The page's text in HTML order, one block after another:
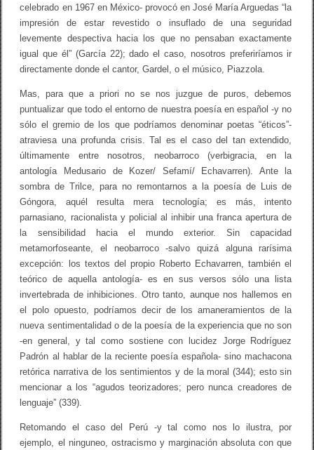
celebrado en 1967 en México- provocó en José María Arguedas “la
impresión de estar revestido o insuflado de una seguridad
levemente despectiva hacia los que no pensaban exactamente
igual que él” (García 22); dado el caso, nosotros preferiríamos ir
directamente donde el cantor, Gardel, o el músico, Piazzola.
Mas, para que a priori no se nos juzgue de puros, debemos
puntualizar que todo el entorno de nuestra poesía en español -y no
sólo el gremio de los que podríamos denominar poetas “éticos”-
atraviesa una profunda crisis. Tal es el caso del tan extendido,
últimamente entre nosotros, neobarroco (verbigracia, en la
antología Medusario de Kozer/ Sefamí/ Echavarren). Ante la
sombra de Trilce, para no remontarnos a la poesía de Luis de
Góngora, aquél resulta mera tecnología; es más, intento
parnasiano, racionalista y policial al inhibir una franca apertura de
la sensibilidad hacia el mundo exterior. Sin capacidad
metamorfoseante, el neobarroco -salvo quizá alguna rarísima
excepción: los textos del propio Roberto Echavarren, también el
teórico de aquella antología- es en sus versos sólo una lista
invertebrada de inhibiciones. Otro tanto, aunque nos hallemos en
el polo opuesto, podríamos decir de los amaneramientos de la
nueva sentimentalidad o de la poesía de la experiencia que no son
-en general, y tal como sostiene con lucidez Jorge Rodríguez
Padrón al hablar de la reciente poesía española- sino machacona
retórica narrativa de los sentimientos y de la moral (344); esto sin
mencionar a los “agudos teorizadores; pero nunca creadores de
lenguaje” (339).
Retomando el caso del Perú -y tal como nos lo ilustra, por
ejemplo, el ninguneo, ostracismo y marginación absoluta con que